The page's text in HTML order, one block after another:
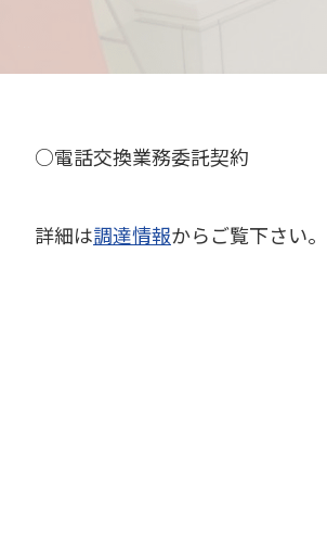
○電話交換業務委託契約
詳細は調達情報からご覧下さい。